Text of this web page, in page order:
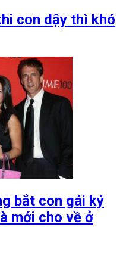
con dậy thì khó
bắt con gái ký
mới cho về ở